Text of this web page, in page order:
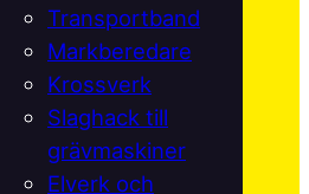
Transportband
Markberedare
Krossverk
Slaghack till
grävmaskiner
Elverk och